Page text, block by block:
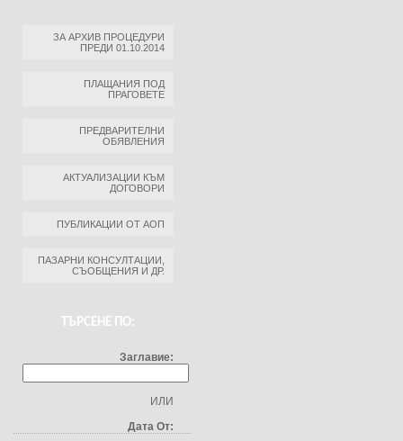
ЗА АРХИВ ПРОЦЕДУРИ
ПРЕДИ 01.10.2014
ПЛАЩАНИЯ ПОД
ПРАГОВЕТЕ
ПРЕДВАРИТЕЛНИ
ОБЯВЛЕНИЯ
АКТУАЛИЗАЦИИ КЪМ
ДОГОВОРИ
ПУБЛИКАЦИИ ОТ АОП
ПАЗАРНИ КОНСУЛТАЦИИ,
СЪОБЩЕНИЯ И ДР.
ТЪРСЕНЕ ПО:
Заглавие:
ИЛИ
Дата От: